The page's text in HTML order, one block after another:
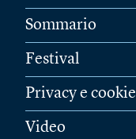
Sommario
Festival
Privacy e cookie
Video